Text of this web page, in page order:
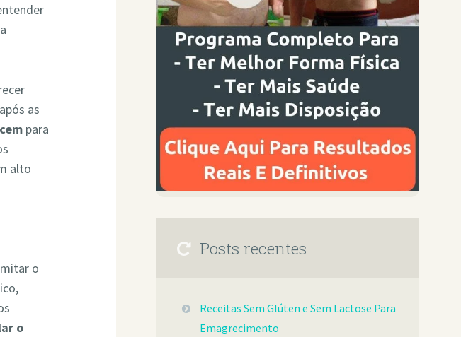
após as
para
alto
o
o
Posts recentes
Receitas Sem Glúten e Sem Lactose Para
Emagrecimento